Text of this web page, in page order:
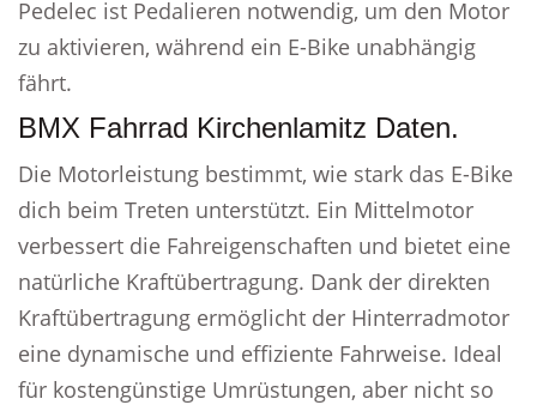
Pedelec ist Pedalieren notwendig, um den Motor
zu aktivieren, während ein E-Bike unabhängig
fährt.
BMX Fahrrad Kirchenlamitz Daten.
Die Motorleistung bestimmt, wie stark das E-Bike
dich beim Treten unterstützt. Ein Mittelmotor
verbessert die Fahreigenschaften und bietet eine
natürliche Kraftübertragung. Dank der direkten
Kraftübertragung ermöglicht der Hinterradmotor
eine dynamische und effiziente Fahrweise. Ideal
für kostengünstige Umrüstungen, aber nicht so